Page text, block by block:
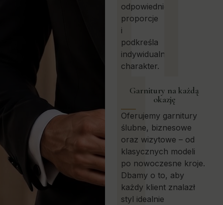
odpowiednie
proporcje
i
podkreśla
indywidualny
charakter.
Garnitury na każdą
okazję
Oferujemy garnitury
ślubne, biznesowe
oraz wizytowe – od
klasycznych modeli
po nowoczesne kroje.
Dbamy o to, aby
każdy klient znalazł
styl idealnie